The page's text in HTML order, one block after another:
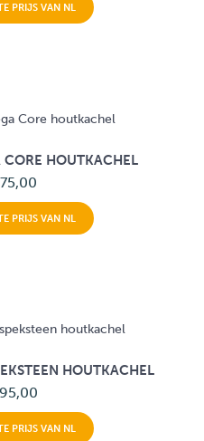
PRIJS VAN NL
CORE HOUTKACHEL
PRIJS VAN NL
HOUTKACHEL
PRIJS VAN NL